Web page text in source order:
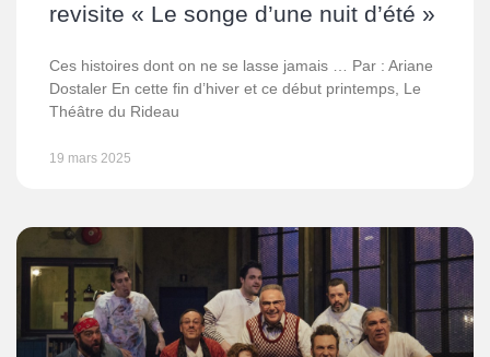
revisite « Le songe d’une nuit d’été »
Ces histoires dont on ne se lasse jamais … Par : Ariane
Dostaler En cette fin d’hiver et ce début printemps, Le
Théâtre du Rideau
19 mars 2025